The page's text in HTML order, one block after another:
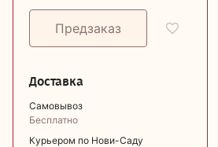
Доставка
Самовывоз
Бесплатно
Курьером по Нови-Саду